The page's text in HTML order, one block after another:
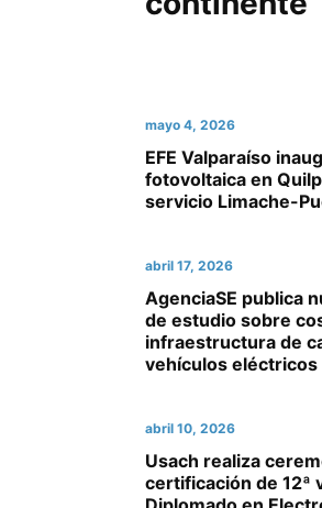
mayo 4, 2026
EFE Valparaíso
fotovoltaica en
servicio Limache-
abril 17, 2026
AgenciaSE publica
de estudio sobre
infraestructura de
vehículos eléctricos
abril 10, 2026
Usach realiza
certificación de 12ª